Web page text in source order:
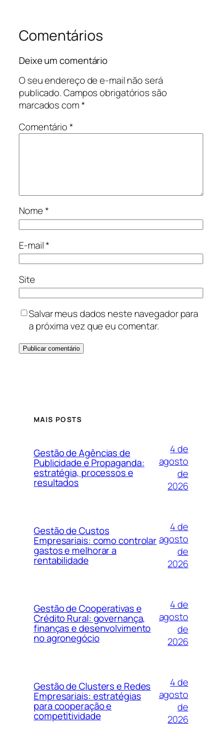
Comentários
Deixe um comentário
O seu endereço de e-mail não será
publicado.Campos obrigatórios são
marcados com*
Comentário*
Nome*
E-mail*
Site
Salvar meus dados neste navegador para
a próxima vez que eu comentar.
MAIS POSTS
Gestão de Agências de
Publicidade e Propaganda:
estratégia, processos e
resultados
4 de
agosto
de
2026
Gestão de Custos
Empresariais: como controlar
gastos e melhorar a
rentabilidade
4 de
agosto
de
2026
Gestão de Cooperativas e
Crédito Rural: governança,
finanças e desenvolvimento
no agronegócio
4 de
agosto
de
2026
Gestão de Clusters e Redes
Empresariais: estratégias
para cooperação e
competitividade
4 de
agosto
de
2026